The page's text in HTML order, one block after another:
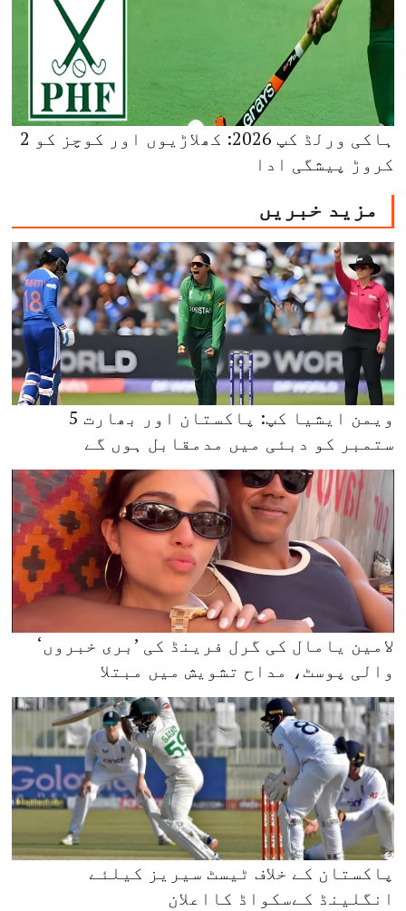
ہاکی ورلڈ کپ 2026: کھلاڑیوں اور کوچز کو 2
کروڑ پیشگی ادا
مزید خبریں
ویمن ایشیا کپ: پاکستان اور بھارت 5
ستمبر کو دبئی میں مدمقابل ہوں گے
لامین یامال کی گرل فرینڈ کی ’بری خبروں‘
والی پوسٹ، مداح تشویش میں مبتلا
پاکستان کے خلاف ٹیسٹ سیریز کیلئے
انگلینڈ کےسکواڈ کااعلان